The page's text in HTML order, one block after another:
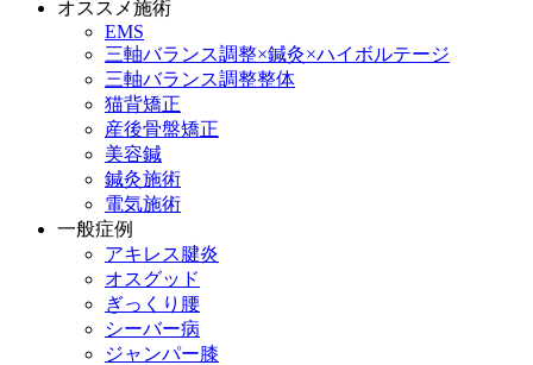
オススメ施術
EMS
三軸バランス調整×鍼灸×ハイボルテージ
三軸バランス調整整体
猫背矯正
産後骨盤矯正
美容鍼
鍼灸施術
電気施術
一般症例
アキレス腱炎
オスグッド
ぎっくり腰
シーバー病
ジャンパー膝